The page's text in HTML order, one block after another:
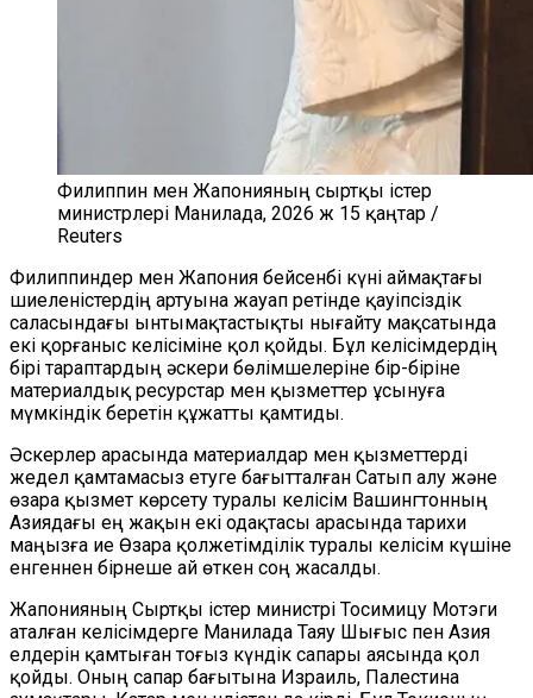
Филиппин мен Жапонияның сыртқы істер
министрлері Манилада, 2026 ж 15 қаңтар /
Reuters
Филиппиндер мен Жапония бейсенбі күні аймақтағы
шиеленістердің артуына жауап ретінде қауіпсіздік
саласындағы ынтымақтастықты нығайту мақсатында
екі қорғаныс келісіміне қол қойды. Бұл келісімдердің
бірі тараптардың әскери бөлімшелеріне бір-біріне
материалдық ресурстар мен қызметтер ұсынуға
мүмкіндік беретін құжатты қамтиды.
Әскерлер арасында материалдар мен қызметтерді
жедел қамтамасыз етуге бағытталған Сатып алу және
өзара қызмет көрсету туралы келісім Вашингтонның
Азиядағы ең жақын екі одақтасы арасында тарихи
маңызға ие Өзара қолжетімділік туралы келісім күшіне
енгеннен бірнеше ай өткен соң жасалды.
Жапонияның Сыртқы істер министрі Тосимицу Мотэги
аталған келісімдерге Манилада Таяу Шығыс пен Азия
елдерін қамтыған тоғыз күндік сапары аясында қол
қойды. Оның сапар бағытына Израиль, Палестина